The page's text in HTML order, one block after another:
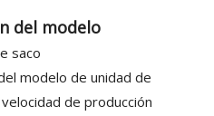
del modelo
saco
modelo de unidad de
de producción